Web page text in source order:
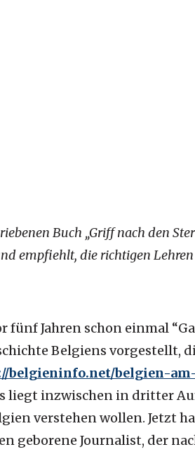
Buch „Griff nach den
empfiehlt, die richtigen
fünf Jahren schon einmal
Belgiens vorgestellt,
belgieninfo.net/belgien-
liegt inzwischen in dritter
verstehen wollen. Jetzt
geborene Journalist, der